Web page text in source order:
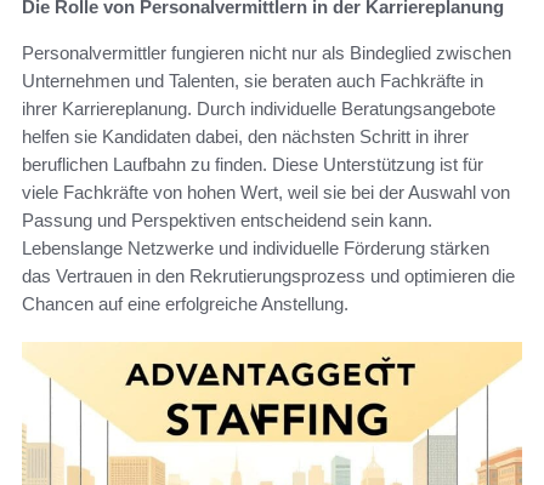
Die Rolle von Personalvermittlern in der Karriereplanung
Personalvermittler fungieren nicht nur als Bindeglied zwischen
Unternehmen und Talenten, sie beraten auch Fachkräfte in
ihrer Karriereplanung. Durch individuelle Beratungsangebote
helfen sie Kandidaten dabei, den nächsten Schritt in ihrer
beruflichen Laufbahn zu finden. Diese Unterstützung ist für
viele Fachkräfte von hohen Wert, weil sie bei der Auswahl von
Passung und Perspektiven entscheidend sein kann.
Lebenslange Netzwerke und individuelle Förderung stärken
das Vertrauen in den Rekrutierungsprozess und optimieren die
Chancen auf eine erfolgreiche Anstellung.